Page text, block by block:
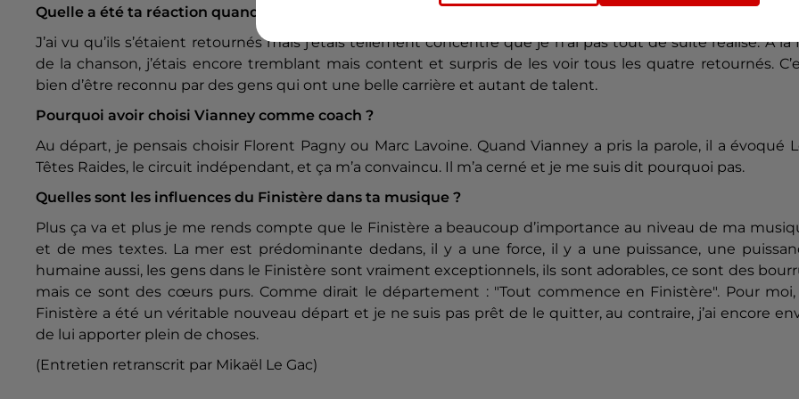
Quelle a été ta réaction quand les quatre coachs se sont retournés ?
J’ai vu qu’ils s’étaient retournés mais j’étais tellement concentré que je n’ai pas tout de suite réalisé. À la
de la chanson, j’étais encore tremblant mais content et surpris de les voir tous les quatre retournés.
bien d’être reconnu par des gens qui ont une belle carrière et autant de talent.
Pourquoi avoir choisi Vianney comme coach ?
Au départ, je pensais choisir Florent Pagny ou Marc Lavoine. Quand Vianney a pris la parole, il a évoqué
Têtes Raides, le circuit indépendant, et ça m’a convaincu. Il m’a cerné et je me suis dit pourquoi pas.
Quelles sont les influences du Finistère dans ta musique ?
Plus ça va et plus je me rends compte que le Finistère a beaucoup d’importance au niveau de ma
et de mes textes. La mer est prédominante dedans, il y a une force, il y a une puissance, une
humaine aussi, les gens dans le Finistère sont vraiment exceptionnels, ils sont adorables, ce sont des
mais ce sont des cœurs purs. Comme dirait le département : "Tout commence en Finistère". Pour
Finistère a été un véritable nouveau départ et je ne suis pas prêt de le quitter, au contraire, j’ai encore
de lui apporter plein de choses.
(Entretien retranscrit par Mikaël Le Gac)